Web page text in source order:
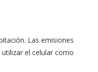
Las emisiones
el celular como